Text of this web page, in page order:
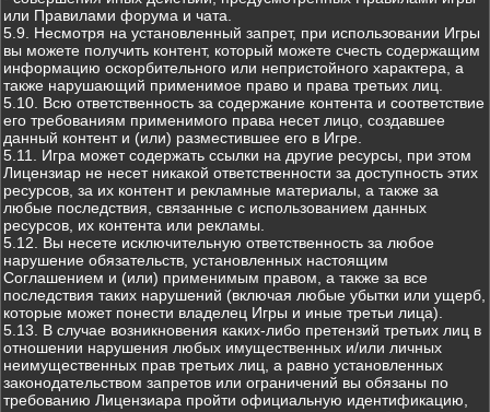
или Правилами форума и чата.
5.9. Несмотря на установленный запрет, при использовании Игры
вы можете получить контент, который можете счесть содержащим
информацию оскорбительного или непристойного характера, а
также нарушающий применимое право и права третьих лиц.
5.10. Всю ответственность за содержание контента и соответствие
его требованиям применимого права несет лицо, создавшее
данный контент и (или) разместившее его в Игре.
5.11. Игра может содержать ссылки на другие ресурсы, при этом
Лицензиар не несет никакой ответственности за доступность этих
ресурсов, за их контент и рекламные материалы, а также за
любые последствия, связанные с использованием данных
ресурсов, их контента или рекламы.
5.12. Вы несете исключительную ответственность за любое
нарушение обязательств, установленных настоящим
Соглашением и (или) применимым правом, а также за все
последствия таких нарушений (включая любые убытки или ущерб,
которые может понести владелец Игры и иные третьи лица).
5.13. В случае возникновения каких-либо претензий третьих лиц в
отношении нарушения любых имущественных и/или личных
неимущественных прав третьих лиц, а равно установленных
законодательством запретов или ограничений вы обязаны по
требованию Лицензиара пройти официальную идентификацию,